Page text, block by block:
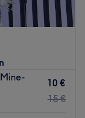
Str.
Naildesignern,
zu
10 €
15 €